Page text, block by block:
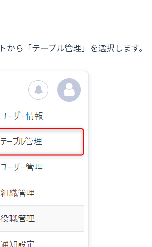
ら「テーブル管理」を選択します。